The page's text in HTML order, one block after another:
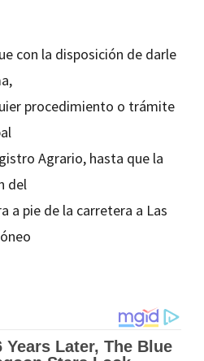
con la disposición de darle
procedimiento o trámite
Agrario, hasta que la
del
a pie de la carretera a Las